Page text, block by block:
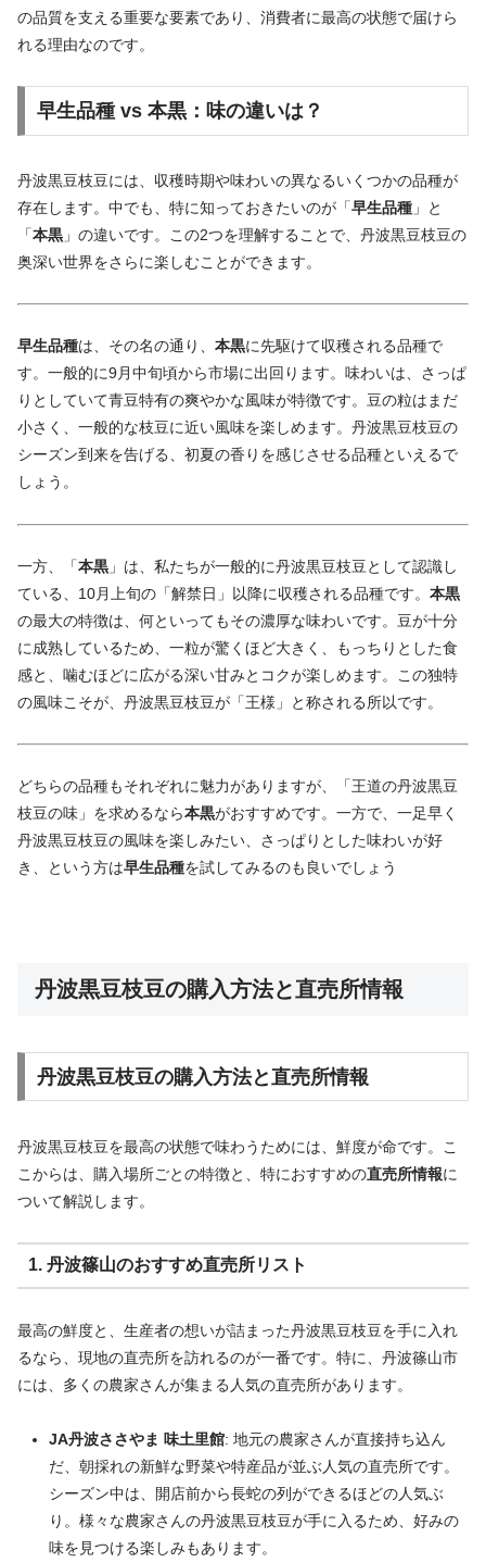
の品質を支える重要な要素であり、消費者に最高の状態で届けら
れる理由なのです。
早生品種 vs 本黒：味の違いは？
丹波黒豆枝豆には、収穫時期や味わいの異なるいくつかの品種が
存在します。中でも、特に知っておきたいのが「早生品種 」と
「本黒 」の違いです。この2つを理解することで、丹波黒豆枝豆の
奥深い世界をさらに楽しむことができます。
早生品種は、その名の通り、 本黒に先駆けて収穫される品種で
す。一般的に9月中旬頃から市場に出回ります。味わいは、さっぱ
りとしていて青豆特有の爽やかな風味が特徴です。豆の粒はまだ
小さく、一般的な枝豆に近い風味を楽しめます。丹波黒豆枝豆の
シーズン到来を告げる、初夏の香りを感じさせる品種といえるで
しょう。
一方、「本黒 」は、私たちが一般的に丹波黒豆枝豆として認識し
ている、10月上旬の「解禁日」以降に収穫される品種です。 本黒
の最大の特徴は、何といってもその濃厚な味わいです。豆が十分
に成熟しているため、一粒が驚くほど大きく、もっちりとした食
感と、噛むほどに広がる深い甘みとコクが楽しめます。この独特
の風味こそが、丹波黒豆枝豆が「王様」と称される所以です。
どちらの品種もそれぞれに魅力がありますが、「王道の丹波黒豆
枝豆の味」を求めるなら本黒がおすすめです。一方で、一足早く
丹波黒豆枝豆の風味を楽しみたい、さっぱりとした味わいが好
き、という方は早生品種を試してみるのも良いでしょう
丹波黒豆枝豆の購入方法と直売所情報
丹波黒豆枝豆の購入方法と直売所情報
丹波黒豆枝豆を最高の状態で味わうためには、鮮度が命です。こ
こからは、購入場所ごとの特徴と、特におすすめの直売所情報に
ついて解説します。
1. 丹波篠山のおすすめ直売所リスト
最高の鮮度と、生産者の想いが詰まった丹波黒豆枝豆を手に入れ
るなら、現地の直売所を訪れるのが一番です。特に、丹波篠山市
には、多くの農家さんが集まる人気の直売所があります。
JA丹波ささやま 味土里館: 地元の農家さんが直接持ち込ん
だ、朝採れの新鮮な野菜や特産品が並ぶ人気の直売所です。
シーズン中は、開店前から長蛇の列ができるほどの人気ぶ
り。様々な農家さんの丹波黒豆枝豆が手に入るため、好みの
味を見つける楽しみもあります。